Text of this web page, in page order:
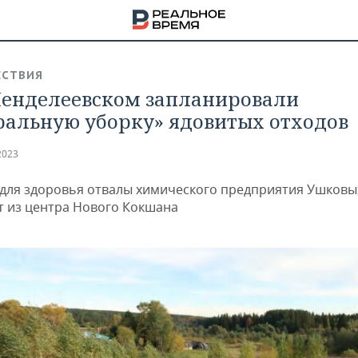
запланировали
уборку» ядовитых отходов
здоровья отвалы химического предприятия
из центра Нового Кокшана